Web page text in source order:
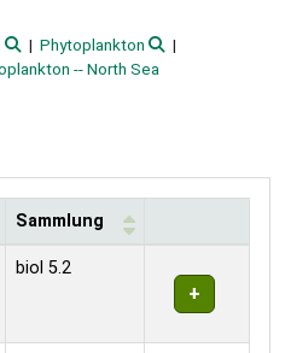
Phytoplankton
-- North Sea
Sammlung
biol 5.2